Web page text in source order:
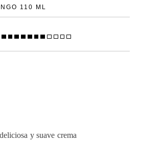
110 ML
y suave crema